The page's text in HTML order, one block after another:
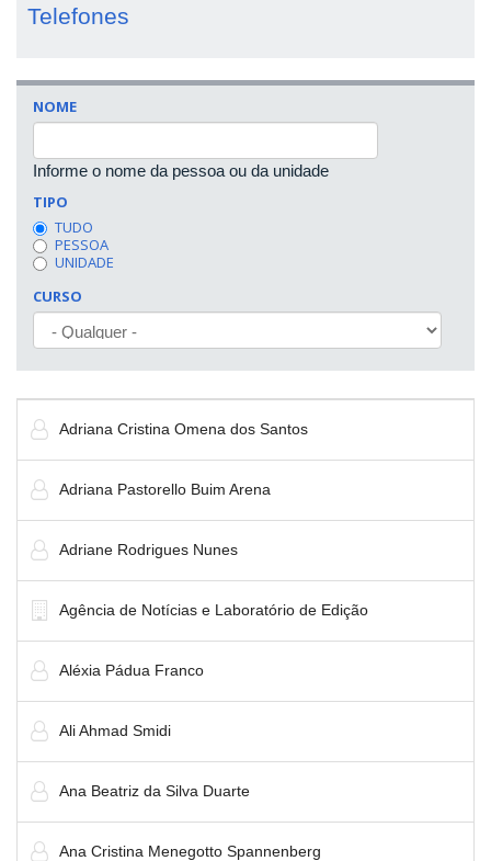
Telefones
NOME
Informe o nome da pessoa ou da unidade
TIPO
TUDO
PESSOA
UNIDADE
CURSO
Adriana Cristina Omena dos Santos
Adriana Pastorello Buim Arena
Adriane Rodrigues Nunes
Agência de Notícias e Laboratório de Edição
Aléxia Pádua Franco
Ali Ahmad Smidi
Ana Beatriz da Silva Duarte
Ana Cristina Menegotto Spannenberg